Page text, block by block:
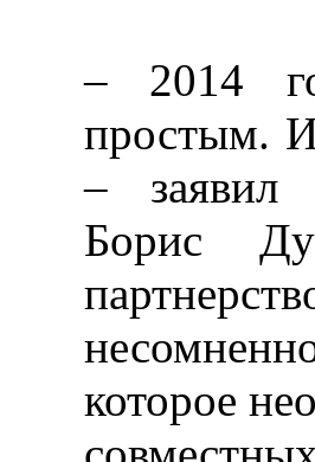
– 2014
простым.
– заявил
Борис
которое